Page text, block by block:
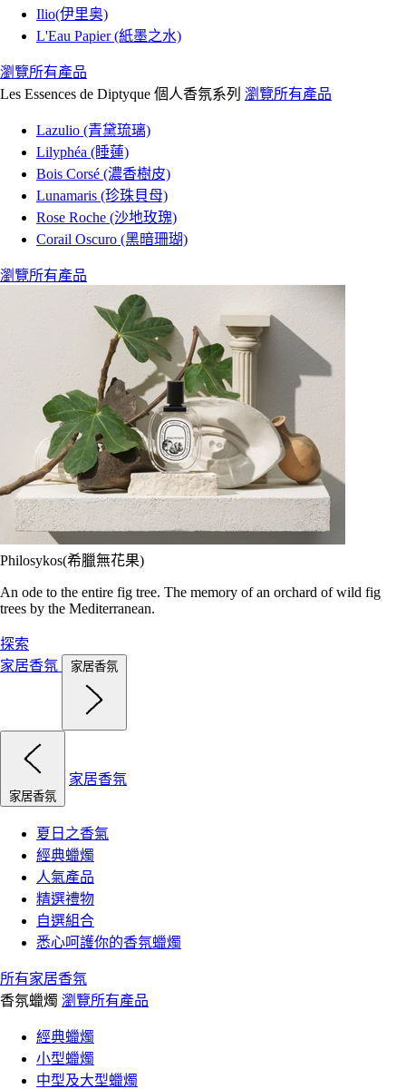
Ilio(伊里奥)
L'Eau Papier (紙墨之水)
瀏覽所有產品
Les Essences de Diptyque 個人香氛系列 瀏覽所有產品
Lazulio (青黛琉璃)
Lilyphéa (睡蓮)
Bois Corsé (濃香樹皮)
Lunamaris (珍珠貝母)
Rose Roche (沙地玫瑰)
Corail Oscuro (黑暗珊瑚)
瀏覽所有產品
Philosykos(希臘無花果)
An ode to the entire fig tree. The memory of an orchard of wild fig
trees by the Mediterranean.
探索
家居香氛
家居香氛
家居香氛
家居香氛
夏日之香氣
經典蠟燭
人氣產品
精選禮物
自選組合
悉心呵護你的香氛蠟燭
所有家居香氛
香氛蠟燭 瀏覽所有產品
經典蠟燭
小型蠟燭
中型及大型蠟燭